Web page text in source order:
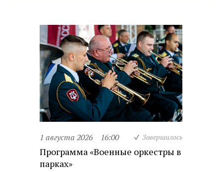
1 августа 2026 16:00 Завершилось
Программа «Военные оркестры в
парках»